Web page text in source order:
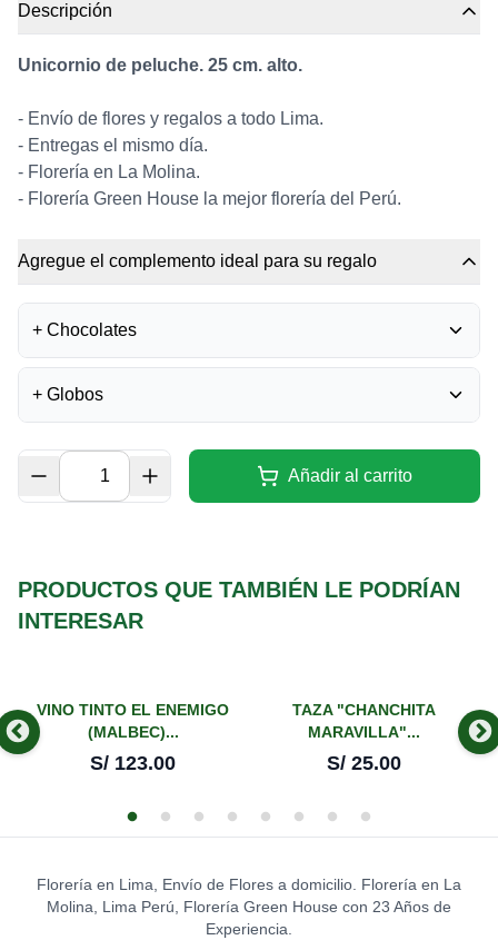
Descripción
Unicornio de peluche. 25 cm. alto.
- Envío de flores y regalos a todo Lima.
- Entregas el mismo día.
- Florería en La Molina.
- Florería Green House la mejor florería del Perú.
Agregue el complemento ideal para su regalo
+ Chocolates
BOMBONES LA IBÉRICA -
MIXTURA
0
CORAZÓN
S/
0
CHOCOLATES KISSES
HERSHEY´S COOKIES ´N´
S/
14.00
S/31.50
LA IBÉRICA PASTILLAS DE
+ Globos
GLOBO FELIZ
CUMPLEAÑOS - GRANDE
S/
14.00
0
S/8.00
GLOBO I LOVE YOU -
GLOBO FELIZ
CUMPLEAÑOS - CHICO
S/8.00
0
GLOBO HELIO - FELIZ
GLOBO HELIO - I LOVE YOU
(GRANDE)
Añadir al carrito
PRODUCTOS QUE TAMBIÉN LE PODRÍAN
INTERESAR
VINO TINTO EL ENEMIGO
(MALBEC)...
S/ 123.00
TAZA "CHANCHITA
MARAVILLA"...
S/25.00
Florería en Lima, Envío de Flores a domicilio. Florería en La
Molina, Lima Perú, Florería Green House con 23 Años de
Experiencia.